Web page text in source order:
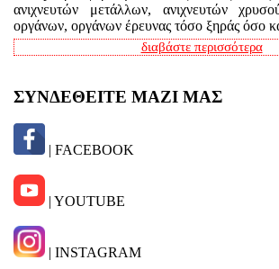
ανιχνευτών μετάλλων, ανιχνευτών
οργάνων, οργάνων έρευνας τόσο ξηράς όσο
διαβάστε περισσότερα
ΣΥΝΔΕΘΕΙΤΕ ΜΑΖΙ ΜΑΣ
| FACEBOOK
| YOUTUBE
| INSTAGRAM